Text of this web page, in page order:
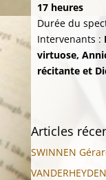
17 heures
Durée du
Intervenants :
virtuose,
récitante et
Articles
SWINNEN